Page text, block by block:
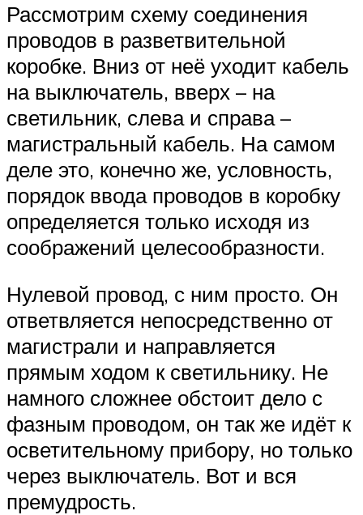
Рассмотрим схему соединения
проводов в разветвительной
коробке. Вниз от неё уходит кабель
на выключатель, вверх – на
светильник, слева и справа –
магистральный кабель. На самом
деле это, конечно же, условность,
порядок ввода проводов в коробку
определяется только исходя из
соображений целесообразности.
Нулевой провод, с ним просто. Он
ответвляется непосредственно от
магистрали и направляется
прямым ходом к светильнику. Не
намного сложнее обстоит дело с
фазным проводом, он так же идёт к
осветительному прибору, но только
через выключатель. Вот и вся
премудрость.